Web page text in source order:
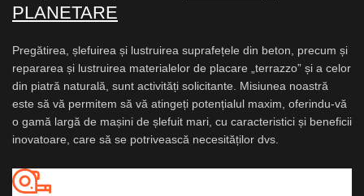
PLANETARE
Pregătirea, șlefuirea și lustruirea suprafețele din beton, precum și
repararea și lustruirea materialelor de placare „terrazzo” și a celor
din piatră naturală, sunt activități solicitante. Misiunea noastră
este să vă permitem să vă atingeți potențialul maxim, oferindu-vă
o gamă largă de mașini de șlefuit mari, cu caracteristici și beneficii
inovatoare, care să se potrivească necesităților dvs.